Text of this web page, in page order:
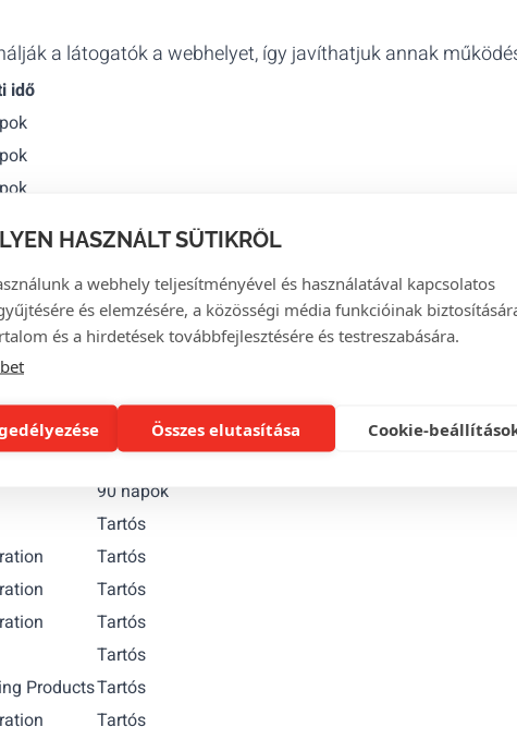
HASZNÁLT SÜTIKRŐL
a webhely teljesítményével és használatával kapcsolatos
és elemzésére, a közösségi média funkcióinak
és a hirdetések továbbfejlesztésére és testreszabására.
Összes elutasítása Cookie-
a látogatók a webhelyet, így javíthatjuk annak
idő
érdekében, hogy releváns hirdetéseket jeleníthessünk
1 nap
390 napok
90 napok
Tartós
Tartós
Tartós
Tartós
Tartós
ProductsTartós
Tartós